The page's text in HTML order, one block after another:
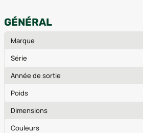
GÉNÉRAL
Marque
Série
Année de sortie
Poids
Dimensions
Couleurs